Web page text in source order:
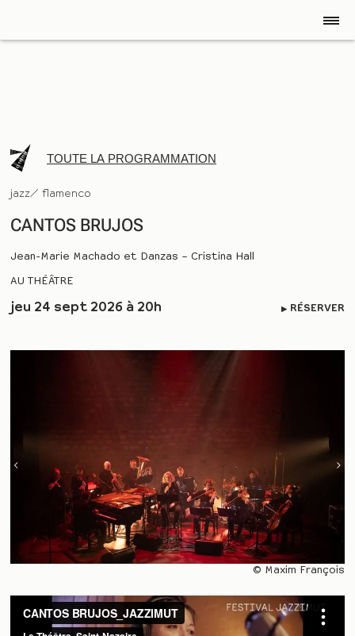
TOUTE LA PROGRAMMATION
jazz/ flamenco
CANTOS BRUJOS
Jean-Marie Machado et Danzas – Cristina Hall
AU THÉÂTRE
jeu 24 sept 2026 à 20h RÉSERVER
© Maxim François